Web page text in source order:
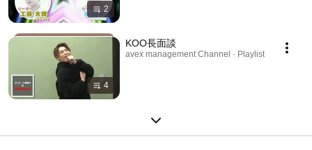
2
4
KOO長面談
avex management Channel · Playlist